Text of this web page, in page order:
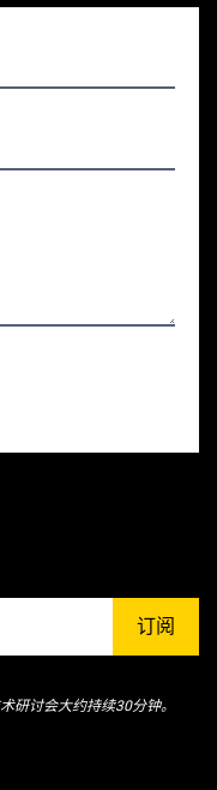
订阅
研讨会大约持续30分钟。